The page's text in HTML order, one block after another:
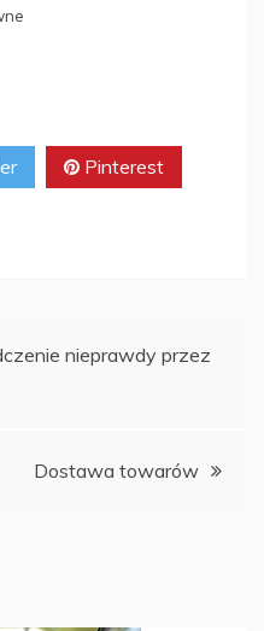
Pinterest
nieprawdy przez
Dostawa towarów